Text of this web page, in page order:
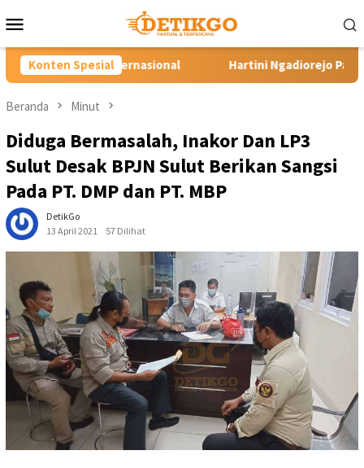
ke
Mobile
Konten SpesialHartini Ngadiorejo Pacu Transformasi SMKN 1
Beranda Minut
Diduga Bermasalah, Inakor Dan LP3
Sulut Desak BPJN Sulut Berikan Sangsi
Pada PT. DMP dan PT. MBP
DetikGo
13 April 2021
57 Dilihat